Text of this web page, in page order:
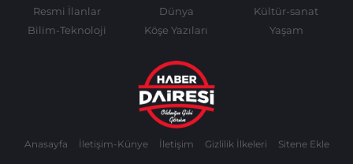
Resmi İlanlar
Dünya
Kültür-sanat
Bilim-Teknoloji
Köşe Yazıları Yaşam
Anasayfa İletişim-Künye İletişim Gizlilik İlkeleri Sitene Ekle